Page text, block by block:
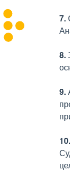
7.
8.
9.
10.